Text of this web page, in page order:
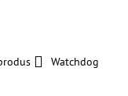
Watchdog